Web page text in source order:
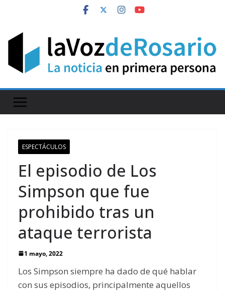
content
ESPECTÁCULOS
El episodio de Los
Simpson que fue
prohibido tras un
ataque terrorista
1 mayo, 2022
Los Simpson siempre ha dado de qué hablar
con sus episodios, principalmente aquellos